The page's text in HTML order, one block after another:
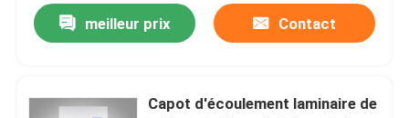
meilleur prix Contact
Capot d'écoulement laminaire de